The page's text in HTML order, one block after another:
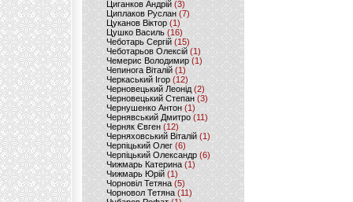
Циганков Андрій (3)
Циплаков Руслан(7)
Цуканов Віктор (1)
Цушко Василь (16)
Чеботарь Сергій (15)
Чеботарьов Олексій (1)
Чемерис Володимир (1)
Чепинога Віталій (1)
Черкаський Ігор (12)
Черновецький Леонід(2)
Черновецький Степан (3)
Чернушенко Антон (1)
Чернявський Дмитро(11)
Черняк Євген(12)
Черняховський Віталій (1)
Черпіцький Олег (6)
Черпіцький Олександр (6)
Чижмарь Катерина (1)
Чижмарь Юрій (1)
Чорновіл Тетяна (5)
Чорновол Тетяна (11)